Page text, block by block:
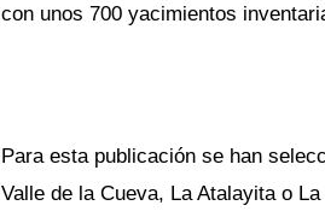
con unos 700 yacimientos
Para esta publicación se han
Valle de la Cueva, La Atalayita o